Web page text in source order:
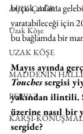
AÇIK ÇAĞRI
Uzak Köşe
UZAK KÖŞE
MADDENİN
PERVAZ
KARŞI-
birçok anlama
yaratabileceği için
bu bağlamda bir
Mayıs ayında
Touches sergisi
yakından ilintili.
üzerine nasıl bir
sergide?